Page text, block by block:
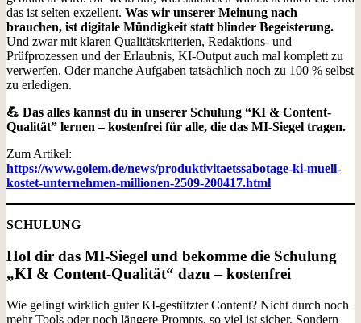
das ist selten exzellent. Was wir unserer Meinung nach
brauchen, ist digitale Mündigkeit statt blinder Begeisterung.
Und zwar mit klaren Qualitätskriterien, Redaktions- und
Prüfprozessen und der Erlaubnis, KI-Output auch mal komplett zu
verwerfen. Oder manche Aufgaben tatsächlich noch zu 100 % selbst
zu erledigen.
💪 Das alles kannst du in unserer Schulung “KI & Content-
Qualität” lernen – kostenfrei für alle, die das MI-Siegel tragen.
Zum Artikel:
https://www.golem.de/news/produktivitaetssabotage-ki-muell-
kostet-unternehmen-millionen-2509-200417.html
SCHULUNG
Hol dir das MI-Siegel und bekomme die Schulung
„KI & Content-Qualität“ dazu – kostenfrei
Wie gelingt wirklich guter KI-gestützter Content? Nicht durch noch
mehr Tools oder noch längere Prompts, so viel ist sicher. Sondern